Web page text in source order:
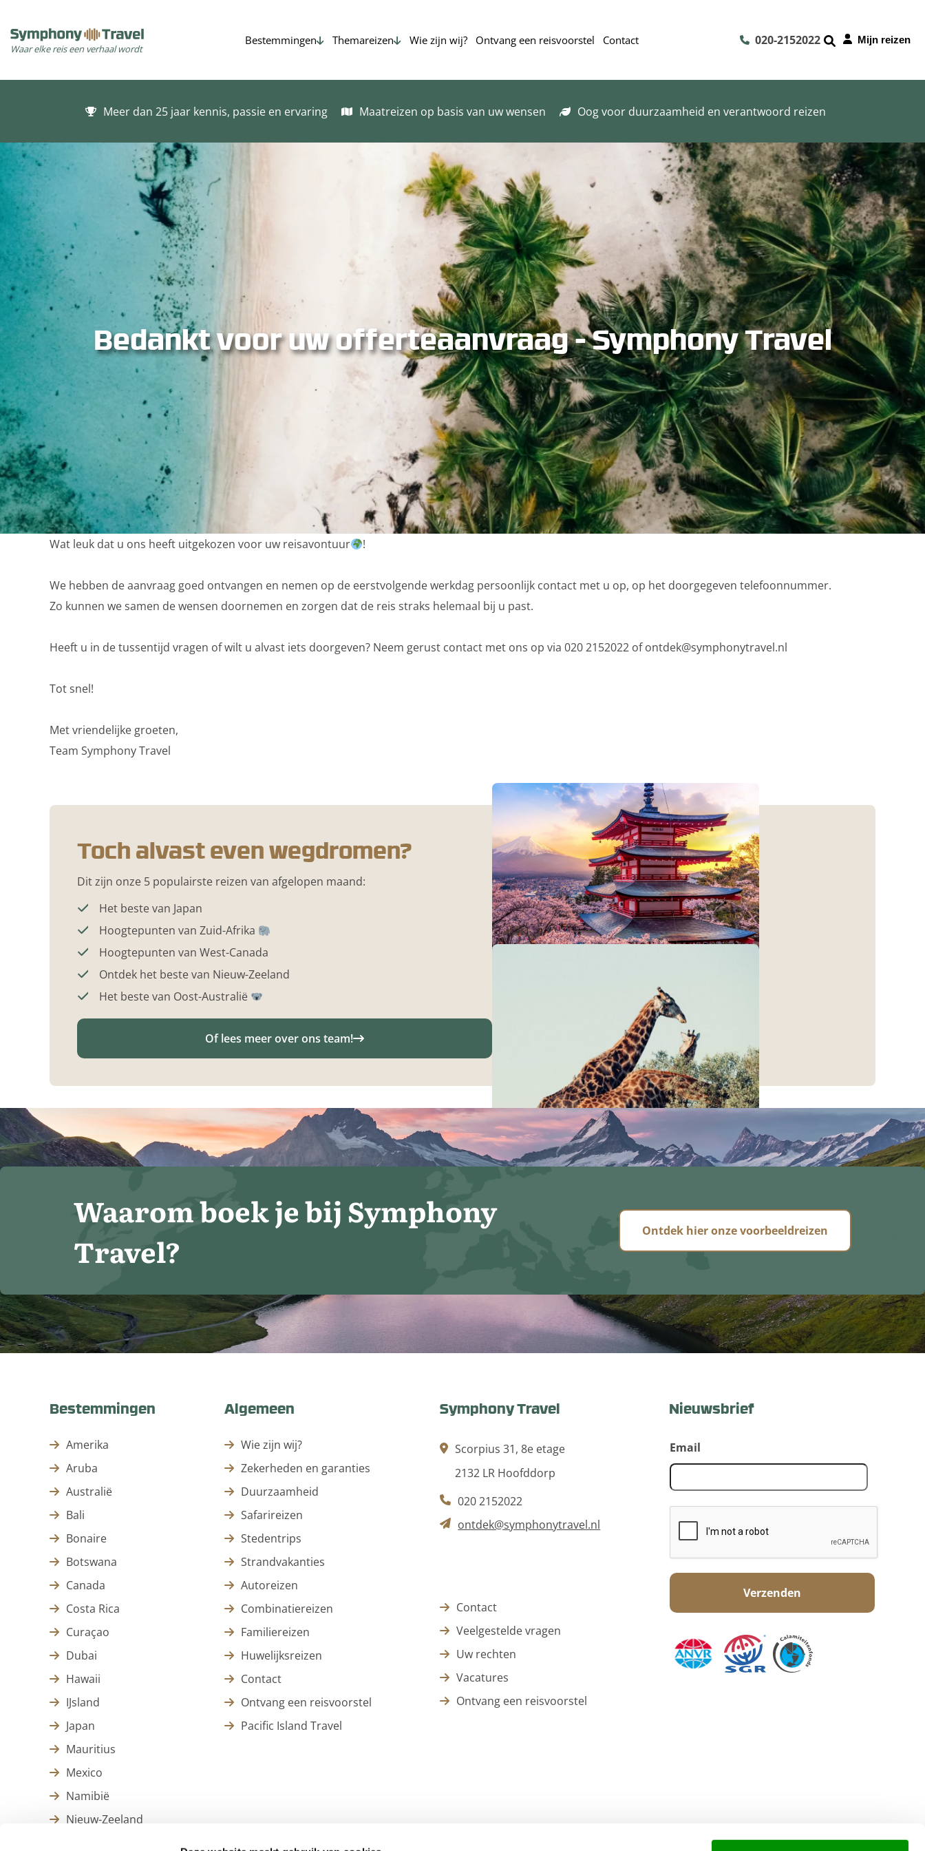
Waar elke reis een verhaal wordt
Bestemmingen Themareizen Wie zijn wij? Ontvang een reisvoorstel Contact 020-2152022 Mijn reizen
Meer dan 25 jaar kennis, passie en ervaring Maatreizen op basis van uw wensen Oog voor duurzaamheid en verantwoord reizen
Bedankt voor uw offerteaanvraag - Symphony Travel
Wat leuk dat u ons heeft uitgekozen voor uw reisavontuur !
We hebben de aanvraag goed ontvangen en nemen op de eerstvolgende werkdag persoonlijk contact met u op, op het doorgegeven telefoonnummer.
Zo kunnen we samen de wensen doornemen en zorgen dat de reis straks helemaal bij u past.
Heeft u in de tussentijd vragen of wilt u alvast iets doorgeven? Neem gerust contact met ons op via 020 2152022 of ontdek@symphonytravel.nl
Tot snel!
Met vriendelijke groeten,
Team Symphony Travel
Toch alvast even wegdromen?
Dit zijn onze 5 populairste reizen van afgelopen maand:
Het beste van Japan
Hoogtepunten van Zuid-Afrika
Hoogtepunten van West-Canada
Ontdek het beste van Nieuw-Zeeland
Het beste van Oost-Australië
Of lees meer over ons team!
Waarom boek je bij Symphony
Travel?
Ontdek hier onze voorbeeldreizen
Bestemmingen
Amerika
Aruba
Australië
Bali
Bonaire
Botswana
Canada
Costa Rica
Curaçao
Dubai
Hawaii
IJsland
Japan
Mauritius
Mexico
Namibië
Nieuw-Zeeland
Algemeen
Wie zijn wij?
Zekerheden en garanties
Duurzaamheid
Safarireizen
Stedentrips
Strandvakanties
Autoreizen
Combinatiereizen
Familiereizen
Huwelijksreizen
Contact
Ontvang een reisvoorstel
Pacific Island Travel
Symphony Travel
Scorpius 31, 8e etage
2132 LR Hoofddorp
020 2152022
ontdek@symphonytravel.nl
Contact
Veelgestelde vragen
Uw rechten
Vacatures
Ontvang een reisvoorstel
Nieuwsbrief
Email